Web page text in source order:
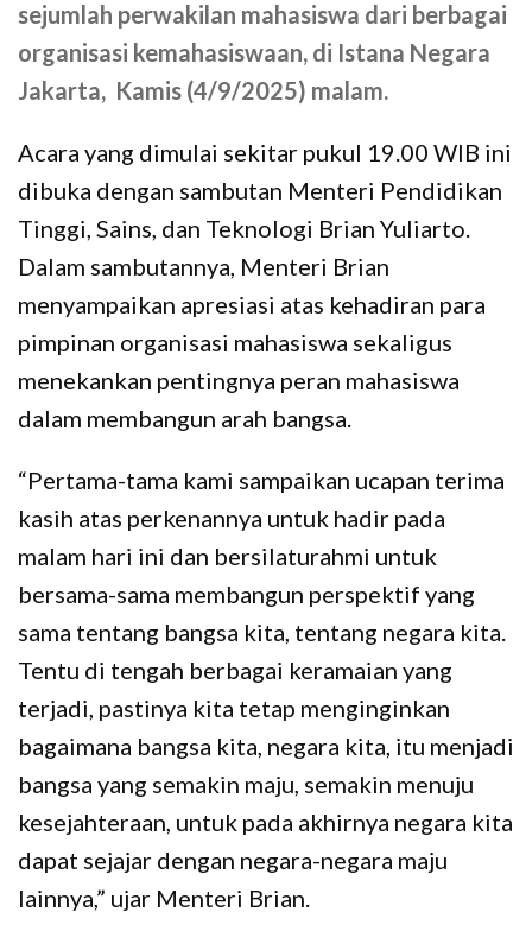
sejumlah perwakilan mahasiswa dari berbagai
organisasi kemahasiswaan, di Istana Negara
Jakarta, Kamis (4/9/2025) malam.
Acara yang dimulai sekitar pukul 19.00 WIB ini
dibuka dengan sambutan Menteri Pendidikan
Tinggi, Sains, dan Teknologi Brian Yuliarto.
Dalam sambutannya, Menteri Brian
menyampaikan apresiasi atas kehadiran para
pimpinan organisasi mahasiswa sekaligus
menekankan pentingnya peran mahasiswa
dalam membangun arah bangsa.
“Pertama-tama kami sampaikan ucapan terima
kasih atas perkenannya untuk hadir pada
malam hari ini dan bersilaturahmi untuk
bersama-sama membangun perspektif yang
sama tentang bangsa kita, tentang negara kita.
Tentu di tengah berbagai keramaian yang
terjadi, pastinya kita tetap menginginkan
bagaimana bangsa kita, negara kita, itu menjadi
bangsa yang semakin maju, semakin menuju
kesejahteraan, untuk pada akhirnya negara kita
dapat sejajar dengan negara-negara maju
lainnya,” ujar Menteri Brian.